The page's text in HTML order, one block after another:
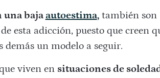
una bajaautoestima,también son
esta adicción, puesto que creen
demás un modelo a seguir.
viven en situaciones de